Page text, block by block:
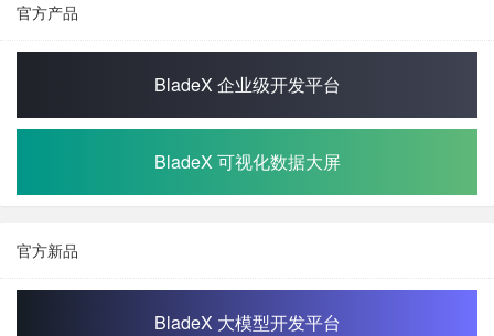
官方产品
BladeX 企业级开发平台
BladeX 可视化数据大屏
官方新品
BladeX 大模型开发平台